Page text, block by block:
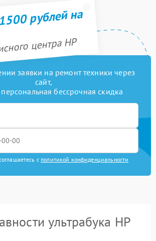
рублей на
центра HP
заявки на ремонт техники через
сайт,
персональная бессрочная скидка
с политикой конфиденциальности
ультрабука HP